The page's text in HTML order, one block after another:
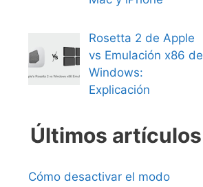
Rosetta 2 de Apple
vs Emulación x86 de
Windows:
Explicación
Últimos artículos
Cómo desactivar el modo